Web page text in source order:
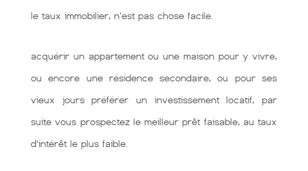
le taux immobilier, n'est pas chose facile.
acquérir un appartement ou une maison pour y vivre,
ou encore une résidence secondaire, ou pour ses
vieux jours préférer un investissement locatif, par
suite vous prospectez le meilleur prêt faisable, au taux
d’intérêt le plus faible.